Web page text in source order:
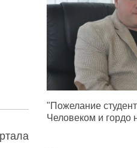
"Пожелание
Человеком и гордо